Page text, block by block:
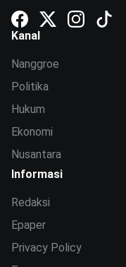
Kanal
Nanggroe
Politika
Hukum
Ekonomi
Nusantara
Informasi
Redaksi
Epaper
Privacy Policy